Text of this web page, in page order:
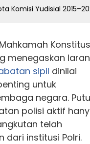
Komisi Yudisial
menegaskan
sipil dinilai
untuk
negara.
polisi aktif
telah
dari institusi Polri.